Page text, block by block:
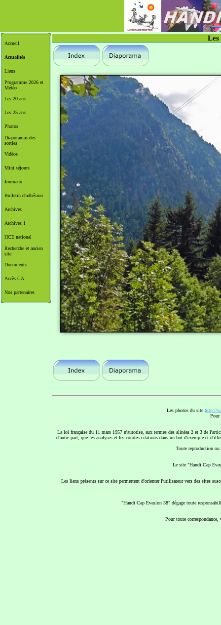
Accueil
Actualités
Liens
Programme 2026 et
Météo
Les 20 ans
Les 25 ans
Photos
Diaporamas des
sorties
Vidéos
Mini séjours
Journaux
Bulletin d'adhésion
Archives
Archives 1
HCE national
Recherche et ancien
site
Documents
Accès CA
Nos partenaires
Les
Les photos du site http://
Pour
La loi française du 11 mars 1957 n'autorise, aux termes des alinéas 2 et 3 de
d'autre part, que les analyses et les courtes citations dans un but d'exemple et
Toute reproduction ou
Le site "Handi Cap
Les liens présents sur ce site permettent d'orienter l'utilisateur vers des sites
"Handi Cap Evasion 38" dégage toute
Pour toute